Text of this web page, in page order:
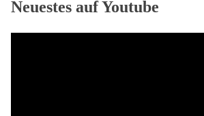
Neuestes auf Youtube